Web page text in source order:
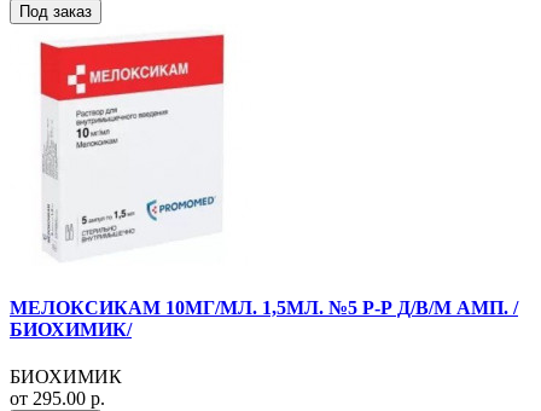
Под заказ
МЕЛОКСИКАМ 10МГ/МЛ. 1,5МЛ. №5 Р-Р Д/В/М АМП. /
БИОХИМИК/
БИОХИМИК
от 295.00 р.